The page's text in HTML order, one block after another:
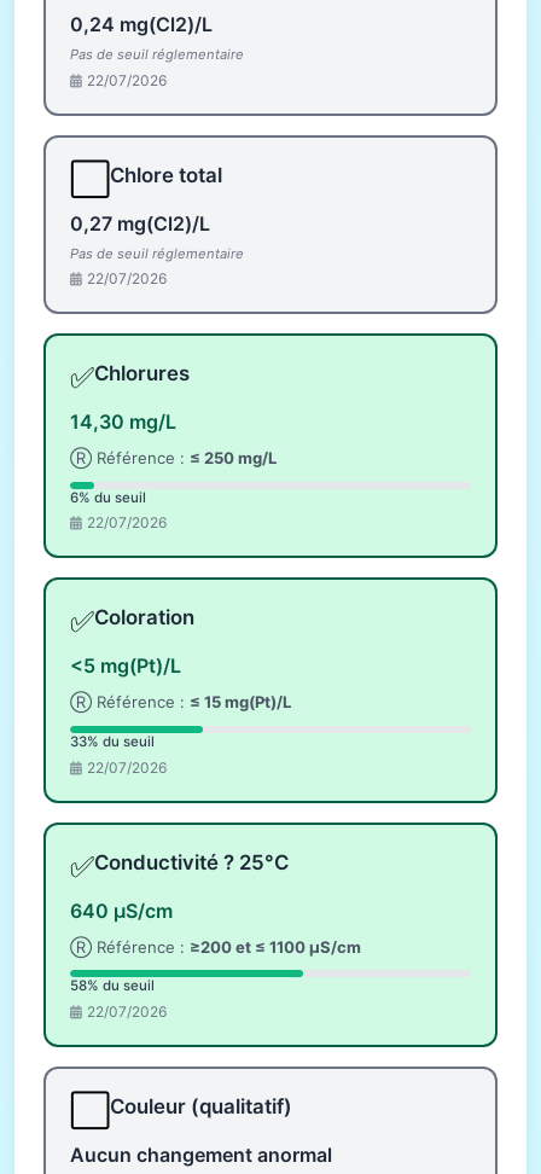
0,24 mg(Cl2)/L
Pas de seuil réglementaire
22/07/2026
Chlore total
0,27 mg(Cl2)/L
Pas de seuil réglementaire
22/07/2026
✅Chlorures
14,30 mg/L
Ⓡ Référence : ≤ 250 mg/L
6% du seuil
22/07/2026
✅Coloration
<5 mg(Pt)/L
Ⓡ Référence : ≤ 15 mg(Pt)/L
33% du seuil
22/07/2026
✅Conductivité ? 25°C
640 µS/cm
Ⓡ Référence : ≥200 et ≤ 1100 µS/cm
58% du seuil
22/07/2026
Couleur (qualitatif)
Aucun changement anormal